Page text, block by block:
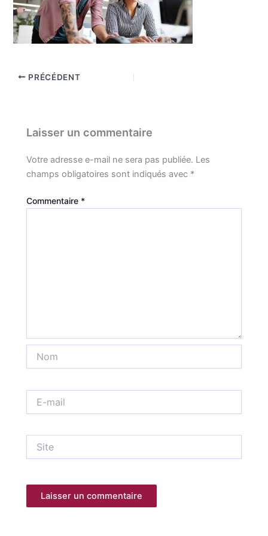
PRÉCÉDENT
Laisser un commentaire
Votre adresse e-mail ne sera pas publiée. Les
champs obligatoires sont indiqués avec *
Commentaire *
mail